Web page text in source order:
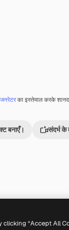
का इस्तेमाल करके
बनाएँ। संदर्भ के
clicking “Accept All